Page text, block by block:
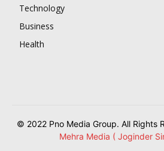
Technology
Business
Health
© 2022 Pno Media Group. All Rights
Mehra Media ( Joginder